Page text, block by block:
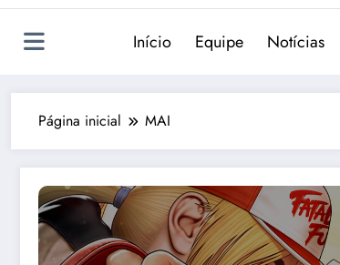
Início Equipe Notícias
Página inicial MAI